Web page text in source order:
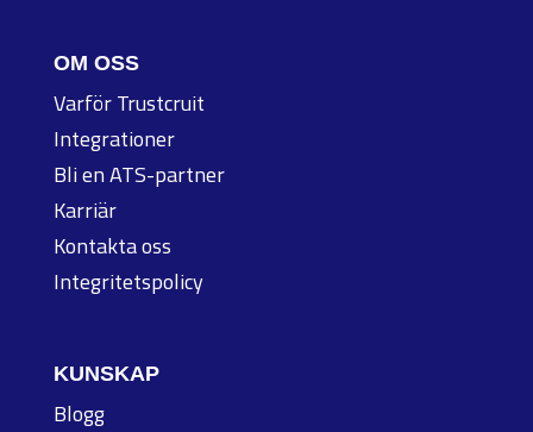
OM OSS
Varför Trustcruit
Integrationer
Bli en ATS-partner
Karriär
Kontakta oss
Integritetspolicy
KUNSKAP
Blogg